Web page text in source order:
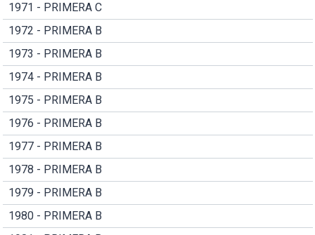
1971 - PRIMERA C
1972 - PRIMERA B
1973 - PRIMERA B
1974 - PRIMERA B
1975 - PRIMERA B
1976 - PRIMERA B
1977 - PRIMERA B
1978 - PRIMERA B
1979 - PRIMERA B
1980 - PRIMERA B